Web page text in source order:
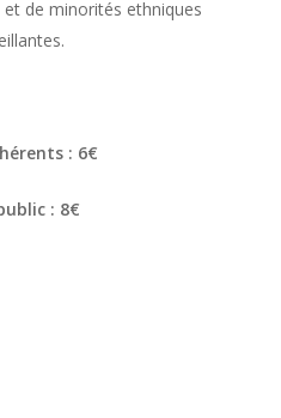
de minorités ethniques
: 6€
: 8€